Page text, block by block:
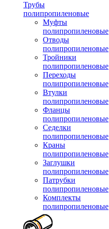
Трубы
полипропиленовые
Муфты
полипропиленовые
Отводы
полипропиленовые
Тройники
полипропиленовые
Переходы
полипропиленовые
Втулки
полипропиленовые
Фланцы
полипропиленовые
Седелки
полипропиленовые
Краны
полипропиленовые
Заглушки
полипропиленовые
Патрубки
полипропиленовые
Комплекты
полипропиленовые